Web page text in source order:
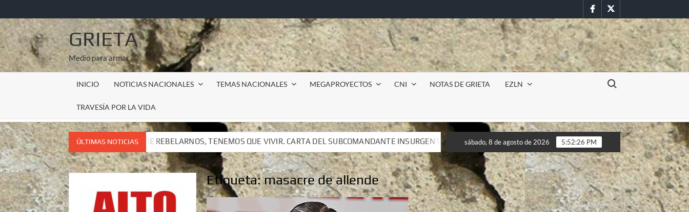
al
contenido
FacebookTwitter
GRIETA
Medio para armar
INICIO NOTICIAS NACIONALES TEMAS NACIONALES MEGAPROYECTOS CNI NOTAS DE GRIETA EZLN
TRAVESÍA POR LA VIDA
Buscar:
ÚLTIMAS NOTICIAS
QUE REBELARNOS, TENEMOS QUE VIVIR. CARTA DEL SUBCOMANDANTE INSURGENTE MOISÉS A LUIS DE TAVIRA
Incursión militar en la UAEM (Morelos) durante paro estudiantil
QUE REBELARNOS, TENEMOS QUE VIVIR. CARTA DEL SUBCOMANDANTE INSURGENTE MOISÉS A LUIS DE TAVIRA
Incursión militar en la UAEM (Morelos) durante paro estudiantil
sábado, 8 de agosto de 2026 5:52:28 PM
Etiqueta:masacre de allende